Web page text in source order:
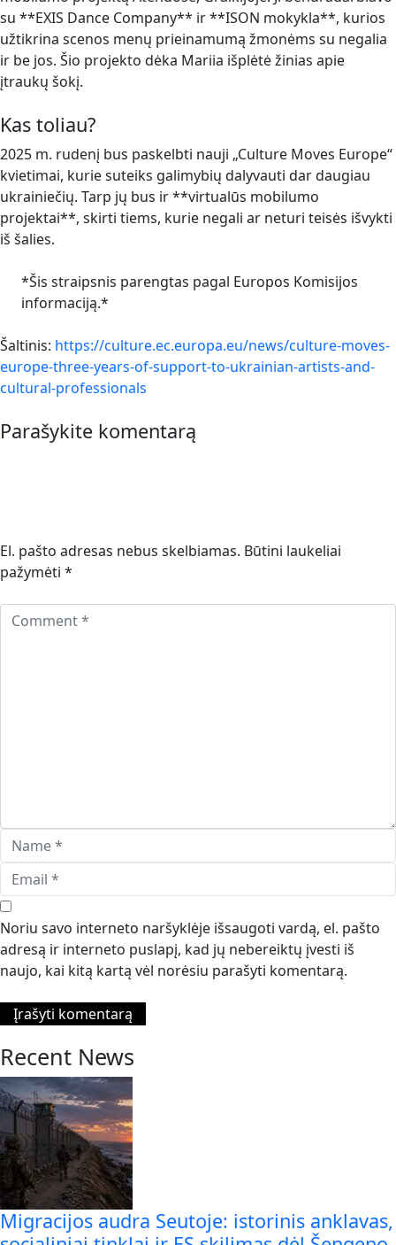
su **EXIS Dance Company** ir **ISON mokykla**, kurios
užtikrina scenos menų prieinamumą žmonėms su negalia
ir be jos. Šio projekto dėka Mariia išplėtė žinias apie
įtraukų šokį.
Kas toliau?
2025 m. rudenį bus paskelbti nauji „Culture Moves Europe“
kvietimai, kurie suteiks galimybių dalyvauti dar daugiau
ukrainiečių. Tarp jų bus ir **virtualūs mobilumo
projektai**, skirti tiems, kurie negali ar neturi teisės išvykti
iš šalies.
*Šis straipsnis parengtas pagal Europos Komisijos
informaciją.*
Šaltinis: https://culture.ec.europa.eu/news/culture-moves-
europe-three-years-of-support-to-ukrainian-artists-and-
cultural-professionals
Parašykite komentarą
El. pašto adresas nebus skelbiamas. Būtini laukeliai
pažymėti *
Noriu savo interneto naršyklėje išsaugoti vardą, el. pašto
adresą ir interneto puslapį, kad jų nebereiktų įvesti iš
naujo, kai kitą kartą vėl norėsiu parašyti komentarą.
Recent News
Migracijos audra Seutoje: istorinis anklavas,